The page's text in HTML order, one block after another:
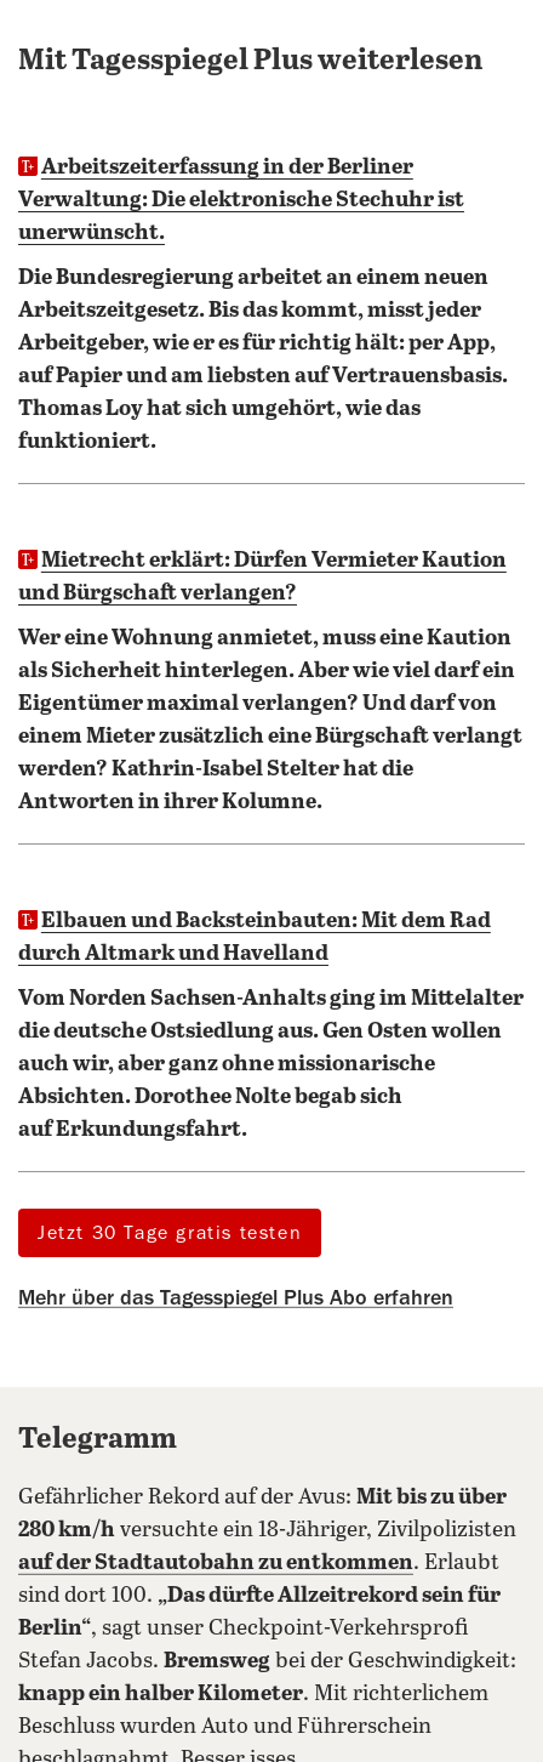
Mit Tagesspiegel Plus weiterlesen
Arbeitszeiterfassung in der Berliner
Verwaltung: Die elektronische Stechuhr ist
unerwünscht.
Die Bundesregierung arbeitet an einem neuen
Arbeitszeitgesetz. Bis das kommt, misst jeder
Arbeitgeber, wie er es für richtig hält: per App,
auf Papier und am liebsten auf Vertrauensbasis.
Thomas Loy hat sich umgehört, wie das
funktioniert.
Mietrecht erklärt: Dürfen Vermieter Kaution
und Bürgschaft verlangen?
Wer eine Wohnung anmietet, muss eine Kaution
als Sicherheit hinterlegen. Aber wie viel darf ein
Eigentümer maximal verlangen? Und darf von
einem Mieter zusätzlich eine Bürgschaft verlangt
werden? Kathrin-Isabel Stelter hat die
Antworten in ihrer Kolumne.
Elbauen und Backsteinbauten: Mit dem Rad
durch Altmark und Havelland
Vom Norden Sachsen-Anhalts ging im Mittelalter
die deutsche Ostsiedlung aus. Gen Osten wollen
auch wir, aber ganz ohne missionarische
Absichten. Dorothee Nolte begab sich
auf Erkundungsfahrt.
Jetzt 30 Tage gratis testen
Mehr über das Tagesspiegel Plus Abo erfahren
Telegramm
Gefährlicher Rekord auf der Avus: Mit bis zu über
280 km/h versuchte ein 18-Jähriger, Zivilpolizisten
auf der Stadtautobahn zu entkommen. Erlaubt
sind dort 100. „Das dürfte Allzeitrekord sein für
Berlin“, sagt unser Checkpoint-Verkehrsprofi
Stefan Jacobs. Bremsweg bei der Geschwindigkeit:
knapp ein halber Kilometer. Mit richterlichem
Beschluss wurden Auto und Führerschein